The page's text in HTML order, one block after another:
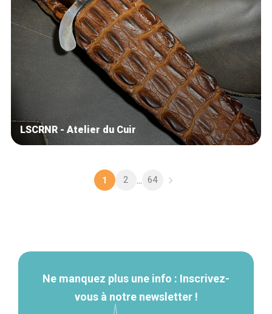
LSCRNR - Atelier du Cuir
1 2 ... 64
Ne manquez plus une info : Inscrivez-
vous à notre newsletter !